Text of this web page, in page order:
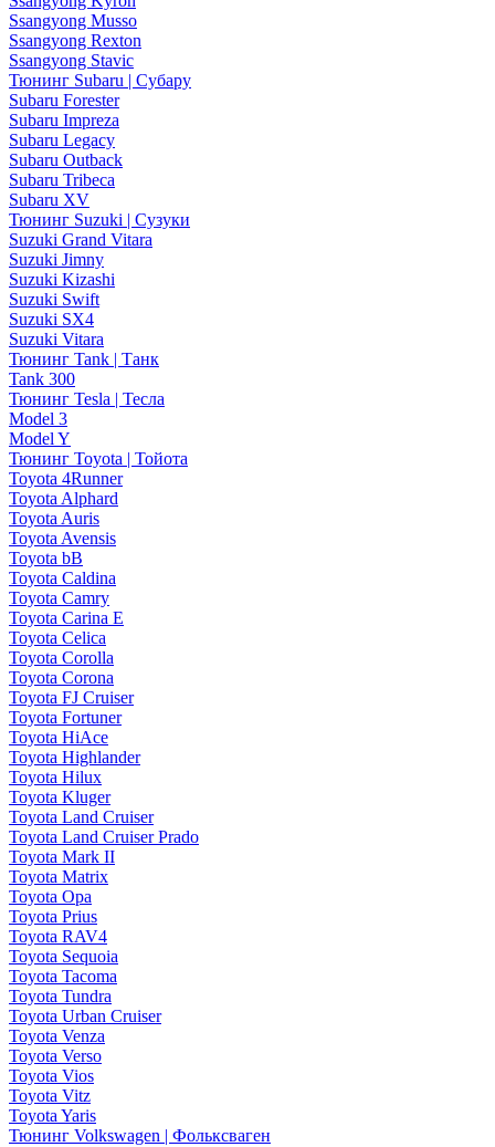
Ssangyong Musso
Ssangyong Rexton
Ssangyong Stavic
Тюнинг Subaru | Субару
Subaru Forester
Subaru Impreza
Subaru Legacy
Subaru Outback
Subaru Tribeca
Subaru XV
Тюнинг Suzuki | Сузуки
Suzuki Grand Vitara
Suzuki Jimny
Suzuki Kizashi
Suzuki Swift
Suzuki SX4
Suzuki Vitara
Тюнинг Tank | Танк
Tank 300
Тюнинг Tesla | Тесла
Model 3
Model Y
Тюнинг Toyota | Тойота
Toyota 4Runner
Toyota Alphard
Toyota Auris
Toyota Avensis
Toyota bB
Toyota Caldina
Toyota Camry
Toyota Carina E
Toyota Celica
Toyota Corolla
Toyota Corona
Toyota FJ Cruiser
Toyota Fortuner
Toyota HiAce
Toyota Highlander
Toyota Hilux
Toyota Kluger
Toyota Land Cruiser
Toyota Land Cruiser Prado
Toyota Mark II
Toyota Matrix
Toyota Opa
Toyota Prius
Toyota RAV4
Toyota Sequoia
Toyota Tacoma
Toyota Tundra
Toyota Urban Cruiser
Toyota Venza
Toyota Verso
Toyota Vios
Toyota Vitz
Toyota Yaris
Тюнинг Volkswagen | Фольксваген